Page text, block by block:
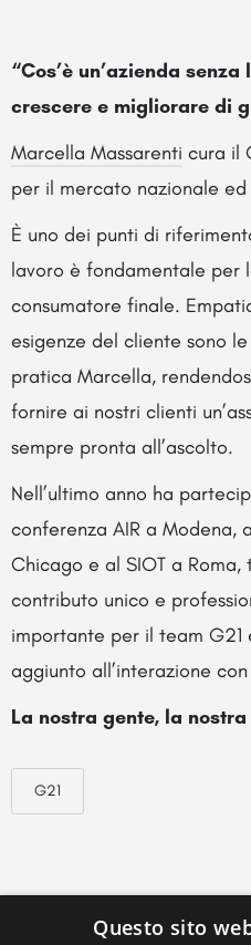
“Cos’è un’azienda
crescere e migliorare di
Marcella Massarenti cura il
per il mercato nazionale
È uno dei punti di
lavoro è fondamentale per
consumatore finale.
esigenze del cliente sono
pratica Marcella,
fornire ai nostri clienti
sempre pronta all’ascolto.
Nell’ultimo anno ha
conferenza AIR a Modena,
Chicago e al SIOT a
contributo unico e
importante per il team
aggiunto all’interazione
La nostra gente, la
G21
Questo sito